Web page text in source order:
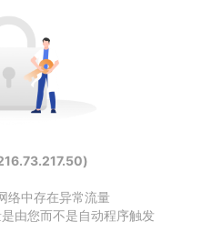
络中存在异常流量
由您而不是自动程序触发